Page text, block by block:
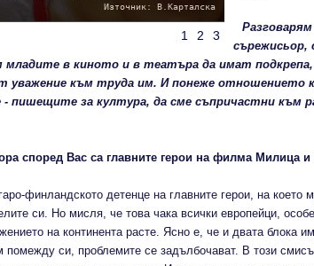
Източник: В.Карталска
1 2 3
сърежисьор,
в киното и в театъра да имат
уважение към труда им. И понеже отношението
пишещите за култура, да сме съпричастни към
според Вас са главните герои на филма Милица
финландското детенце на главните герои, на което
си. Но мисля, че това чака всички европейци,
на континента расте. Ясно е, че и двата блока
помежду си, проблемите се задълбочават. В този